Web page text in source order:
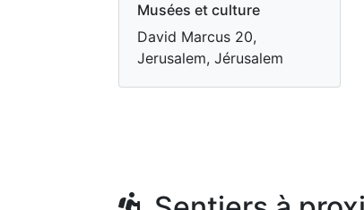
Musées et culture
David Marcus 20,
Jerusalem, Jérusalem